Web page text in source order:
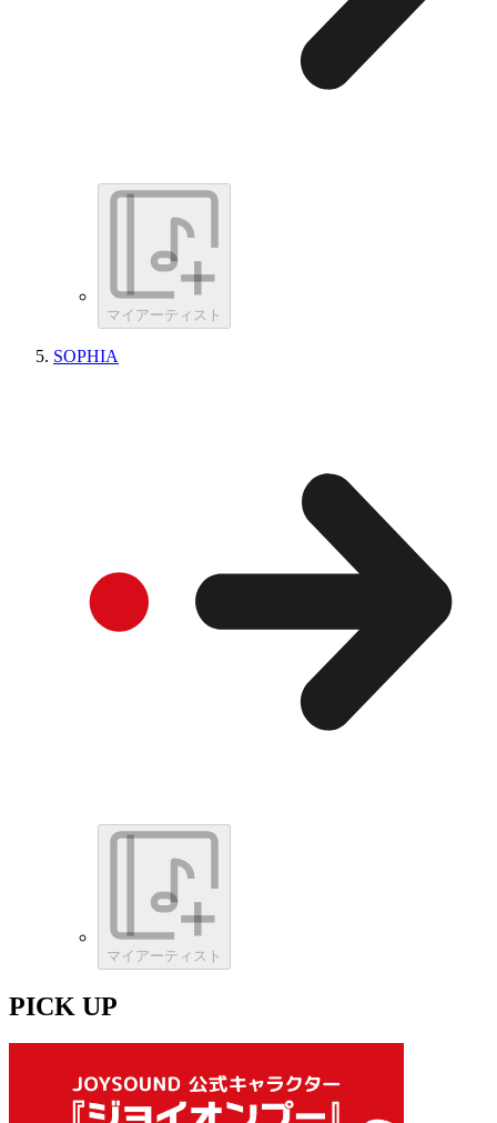
マイアーティスト
SOPHIA
マイアーティスト
PICK UP